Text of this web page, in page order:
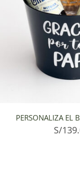
PERSONALIZA EL
S/